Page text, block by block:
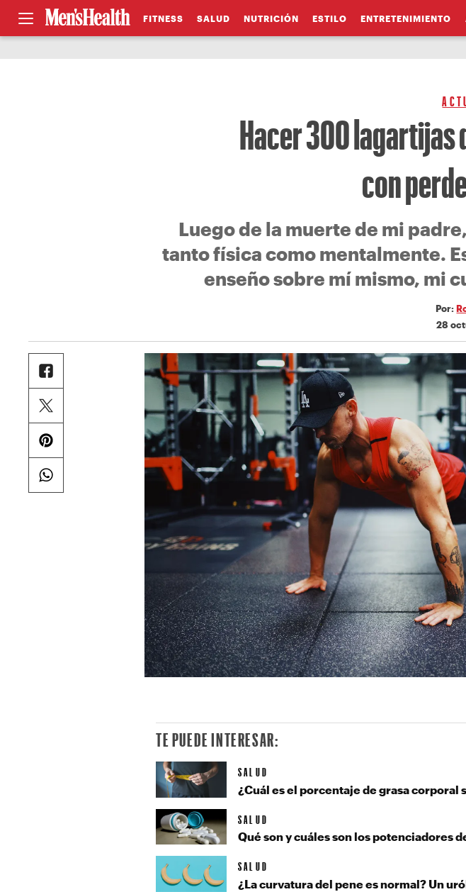
FITNESS SALUD NUTRICIÓN ESTILO ENTRETENIMIENTO
Hacer 300 lagartijas
con
Luego de la muerte de mi
tanto física como mentalmente.
enseño sobre mí mismo, mi
Por:
28
TE PUEDE INTERESAR:
SALUD
¿Cuál es el porcentaje de grasa corporal
SALUD
Qué son y cuáles son los potenciadores
SALUD
¿La curvatura del pene es normal? Un